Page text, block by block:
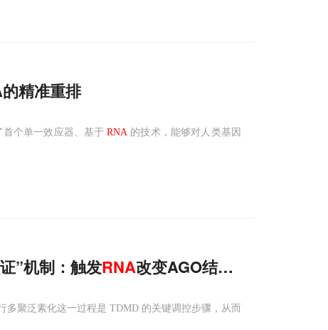
精准重排
个单一效应器、基于 RNA 的技术，能够对人类基因
”机制：触发RNA改变AGO结构，被E3连
多聚泛素化这一过程是 TDMD 的关键调控步骤，从而